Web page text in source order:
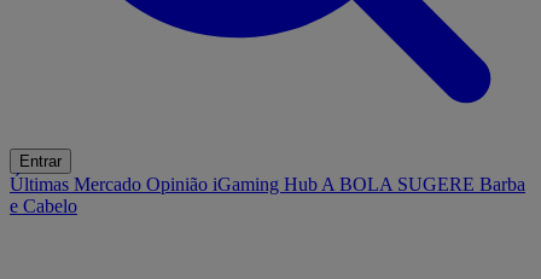
Entrar
Últimas Mercado Opinião iGaming Hub A BOLA SUGERE Barba
e Cabelo